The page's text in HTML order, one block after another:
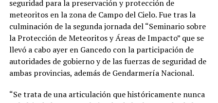
seguridad para la preservación y protección de
meteoritos en la zona de Campo del Cielo. Fue tras la
culminación de la segunda jornada del “Seminario sobre
la Protección de Meteoritos y Áreas de Impacto” que se
llevó a cabo ayer en Gancedo con la participación de
autoridades de gobierno y de las fuerzas de seguridad de
ambas provincias, además de Gendarmería Nacional.
“Se trata de una articulación que históricamente nunca